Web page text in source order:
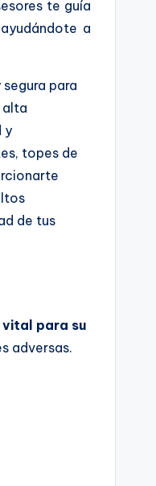
te guía
a
para
alta
y
topes de
de tus
para su
adversas.